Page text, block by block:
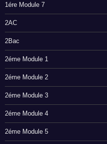
1ére Module 7
2AC
2Bac
2éme Module 1
2éme Module 2
2éme Module 3
2éme Module 4
2éme Module 5